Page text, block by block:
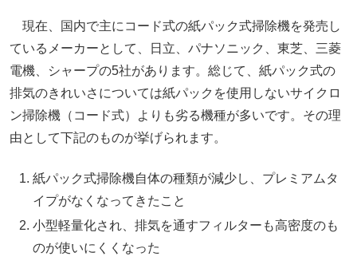
現在、国内で主にコード式の紙パック式掃除機を発売し
ているメーカーとして、日立、パナソニック、東芝、三菱
電機、シャープの5社があります。総じて、紙パック式の
排気のきれいさについては紙パックを使用しないサイクロ
ン掃除機（コード式）よりも劣る機種が多いです。その理
由として下記のものが挙げられます。
紙パック式掃除機自体の種類が減少し、プレミアムタ
イプがなくなってきたこと
小型軽量化され、排気を通すフィルターも高密度のも
のが使いにくくなった